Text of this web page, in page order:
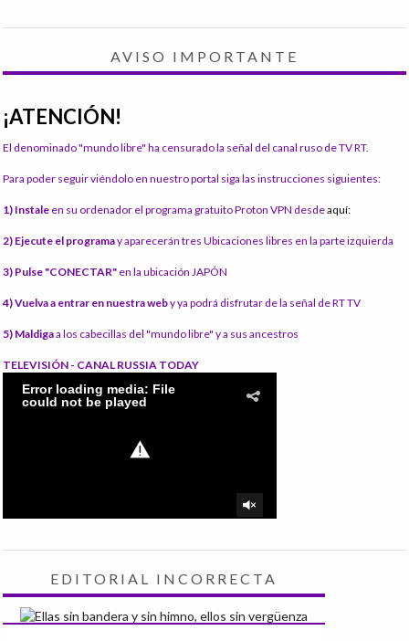
AVISO IMPORTANTE
¡ATENCIÓN!
El denominado "mundo libre" ha censurado la señal del canal ruso de TV RT.
Para poder seguir viéndolo en nuestro portal siga las instrucciones siguientes:
1) Instale en su ordenador el programa gratuito Proton VPN desdeaquí:
2) Ejecute el programay aparecerán tres Ubicaciones libres en la parte izquierda
3) Pulse "CONECTAR" en la ubicación JAPÓN
4) Vuelva a entrar en nuestra weby ya podrá disfrutar de la señal de RT TV
5) Maldigaa los cabecillas del "mundo libre" y a sus ancestros
TELEVISIÓN - CANAL RUSSIA TODAY
EDITORIAL INCORRECTA